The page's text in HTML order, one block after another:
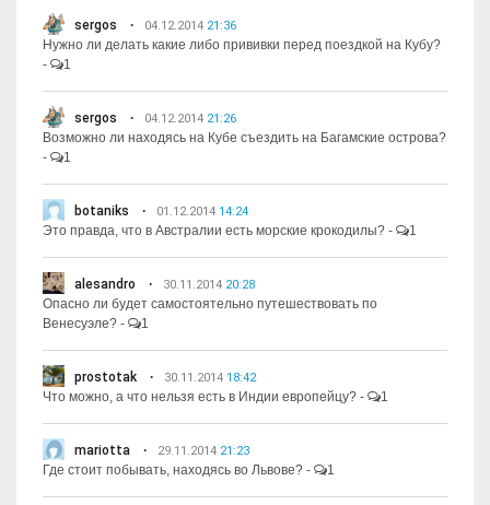
sergos 04.12.2014 21:36
Нужно ли делать какие либо прививки перед поездкой на Кубу?
-
1
sergos 04.12.2014 21:26
Возможно ли находясь на Кубе съездить на Багамские острова?
-
1
botaniks 01.12.2014 14:24
Это правда, что в Австралии есть морские крокодилы? - 1
alesandro 30.11.2014 20:28
Опасно ли будет самостоятельно путешествовать по
Венесуэле? - 1
prostotak 30.11.2014 18:42
Что можно, а что нельзя есть в Индии европейцу? - 1
mariotta 29.11.2014 21:23
Где стоит побывать, находясь во Львове? - 1